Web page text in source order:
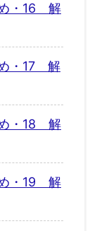
・16 解
・17 解
・18 解
・19 解